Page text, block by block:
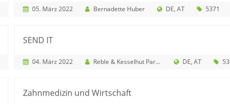
05. März 2022 Bernadette Huber DE AT 5371
SEND IT
04. März 2022 Reble & Kesselhut PartG von Rechts- und Patentanwälten mbB DE AT
Zahnmedizin und Wirtschaft